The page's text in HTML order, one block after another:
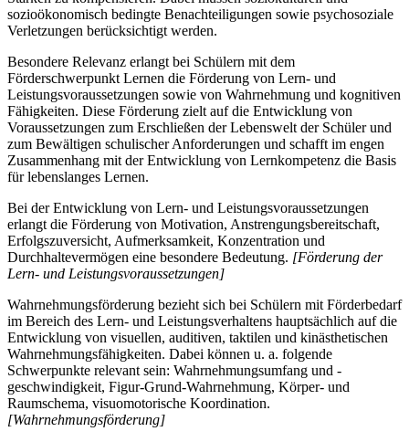
sozioökonomisch bedingte Benachteiligungen sowie psychosoziale
Verletzungen berücksichtigt werden.
Besondere Relevanz erlangt bei Schülern mit dem
Förderschwerpunkt Lernen die Förderung von Lern- und
Leistungsvoraussetzungen sowie von Wahrnehmung und kognitiven
Fähigkeiten. Diese Förderung zielt auf die Entwicklung von
Voraussetzungen zum Erschließen der Lebenswelt der Schüler und
zum Bewältigen schulischer Anforderungen und schafft im engen
Zusammenhang mit der Entwicklung von Lernkompetenz die Basis
für lebenslanges Lernen.
Bei der Entwicklung von Lern- und Leistungsvoraussetzungen
erlangt die Förderung von Motivation, Anstrengungsbereitschaft,
Erfolgszuversicht, Aufmerksamkeit, Konzentration und
Durchhaltevermögen eine besondere Bedeutung. [Förderung der
Lern- und Leistungsvoraussetzungen]
Wahrnehmungsförderung bezieht sich bei Schülern mit Förderbedarf
im Bereich des Lern- und Leistungsverhaltens hauptsächlich auf die
Entwicklung von visuellen, auditiven, taktilen und kinästhetischen
Wahrnehmungsfähigkeiten. Dabei können u. a. folgende
Schwerpunkte relevant sein: Wahrnehmungsumfang und -
geschwindigkeit, Figur-Grund-Wahrnehmung, Körper- und
Raumschema, visuomotorische Koordination.
[Wahrnehmungsförderung]